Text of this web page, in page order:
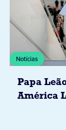
Notícias
Papa
América